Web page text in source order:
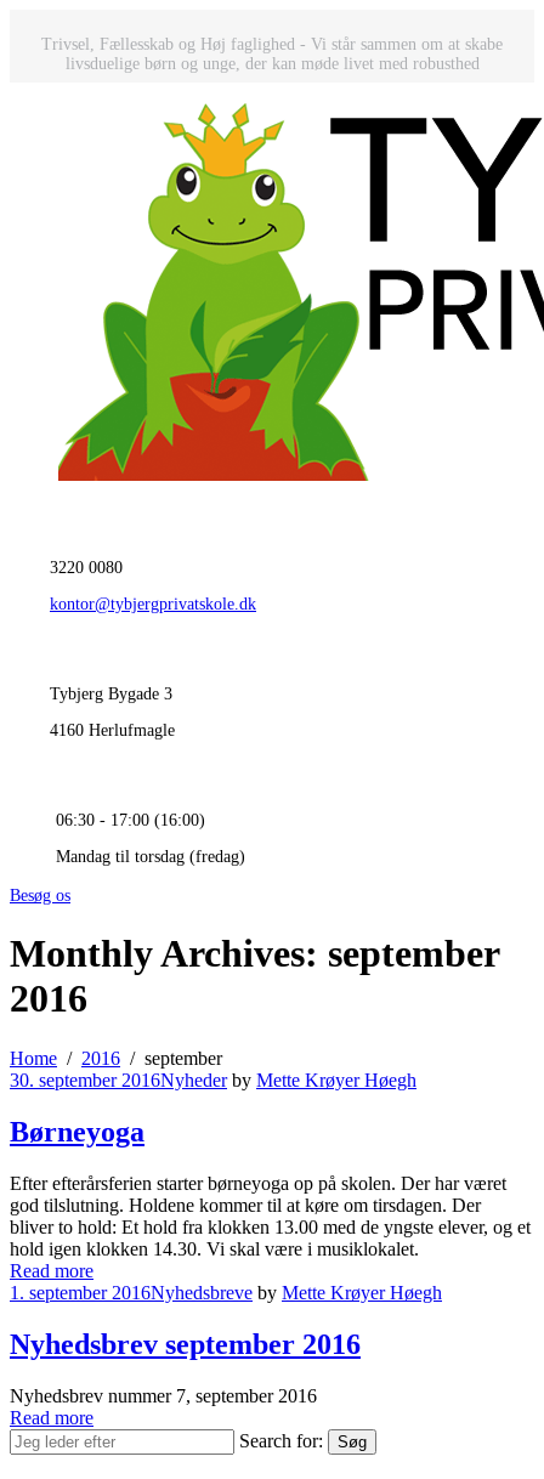
Trivsel, Fællesskab og Høj faglighed - Vi står sammen om at skabe
livsduelige børn og unge, der kan møde livet med robusthed
3220 0080
kontor@tybjergprivatskole.dk
Tybjerg Bygade 3
4160 Herlufmagle
06:30 - 17:00 (16:00)
Mandag til torsdag (fredag)
Besøg os
Monthly Archives: september
2016
Home 2016
september
30. september 2016Nyhederby Mette Krøyer Høegh
Børneyoga
Efter efterårsferien starter børneyoga op på skolen. Der har været
god tilslutning. Holdene kommer til at køre om tirsdagen. Der
bliver to hold: Et hold fra klokken 13.00 med de yngste elever, og et
hold igen klokken 14.30. Vi skal være i musiklokalet.
Read more
1. september 2016Nyhedsbreve by Mette Krøyer Høegh
Nyhedsbrev september 2016
Nyhedsbrev nummer 7, september 2016
Read more
Search for:
Søg